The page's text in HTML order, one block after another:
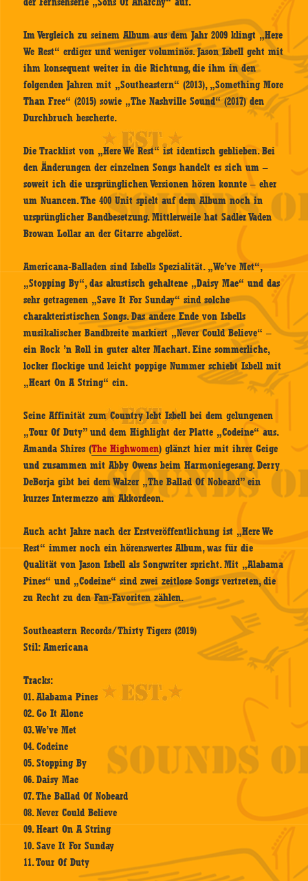
Im Vergleich zu seinem Album aus dem Jahr 2009 klingt „Here
We Rest“ erdiger und weniger voluminös. Jason Isbell geht mit
ihm konsequent weiter in die Richtung, die ihm in den
folgenden Jahren mit „Southeastern“ (2013), „Something More
Than Free“ (2015) sowie „The Nashville Sound“ (2017) den
Durchbruch bescherte.
Die Tracklist von „Here We Rest“ ist identisch geblieben. Bei
den Änderungen der einzelnen Songs handelt es sich um –
soweit ich die ursprünglichen Versionen hören konnte – eher
um Nuancen. The 400 Unit spielt auf dem Album noch in
ursprünglicher Bandbesetzung. Mittlerweile hat Sadler Vaden
Browan Lollar an der Gitarre abgelöst.
Americana-Balladen sind Isbells Spezialität. „We’ve Met“,
„Stopping By“, das akustisch gehaltene „Daisy Mae“ und das
sehr getragenen „Save It For Sunday“ sind solche
charakteristischen Songs. Das andere Ende von Isbells
musikalischer Bandbreite markiert „Never Could Believe“ –
ein Rock ’n Roll in guter alter Machart. Eine sommerliche,
locker flockige und leicht poppige Nummer schiebt Isbell mit
„Heart On A String“ ein.
Seine Affinität zum Country lebt Isbell bei dem gelungenen
„Tour Of Duty” und dem Highlight der Platte „Codeine“ aus.
Amanda Shires (The Highwomen) glänzt hier mit ihrer Geige
und zusammen mit Abby Owens beim Harmoniegesang. Derry
DeBorja gibt bei dem Walzer „The Ballad Of Nobeard” ein
kurzes Intermezzo am Akkordeon.
Auch acht Jahre nach der Erstveröffentlichung ist „Here We
Rest“ immer noch ein hörenswertes Album, was für die
Qualität von Jason Isbell als Songwriter spricht. Mit „Alabama
Pines“ und „Codeine“ sind zwei zeitlose Songs vertreten, die
zu Recht zu den Fan-Favoriten zählen.
Southeastern Records/Thirty Tigers (2019)
Stil: Americana
Tracks:
01. Alabama Pines
02. Go It Alone
03. We’ve Met
04. Codeine
05. Stopping By
06. Daisy Mae
07. The Ballad Of Nobeard
08. Never Could Believe
09. Heart On A String
10. Save It For Sunday
11. Tour Of Duty